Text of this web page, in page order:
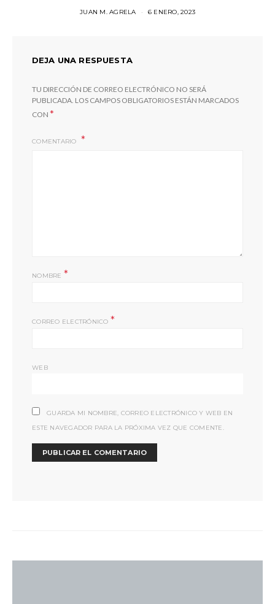
JUAN M. AGRELA 6 ENERO, 2023
DEJA UNA RESPUESTA
TU DIRECCIÓN DE CORREO ELECTRÓNICO NO SERÁ
PUBLICADA. LOS CAMPOS OBLIGATORIOS ESTÁN MARCADOS
CON *
COMENTARIO
NOMBRE *
CORREO ELECTRÓNICO *
WEB
GUARDA MI NOMBRE, CORREO ELECTRÓNICO Y WEB EN
ESTE NAVEGADOR PARA LA PRÓXIMA VEZ QUE COMENTE.